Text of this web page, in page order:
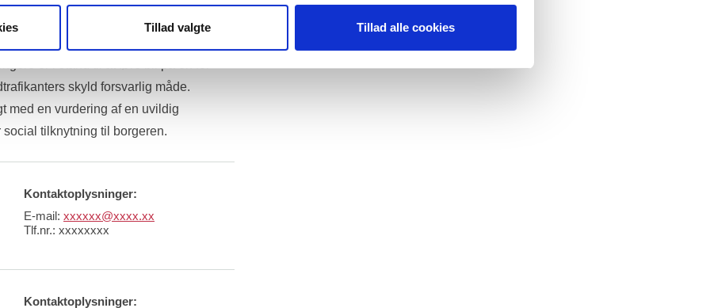
Tillad valgte Tillad alle cookies
eller "huslægen", som
være de, som påpeger over for
er i stand til at føre bil på en for
skyld forsvarlig måde.
med en vurdering af en uvildig
tilknytning til borgeren.
Kontaktoplysninger:
E-mail: xxxxxx@xxxx.xx
Tlf.nr.:xxxxxxxx
Kontaktoplysninger: